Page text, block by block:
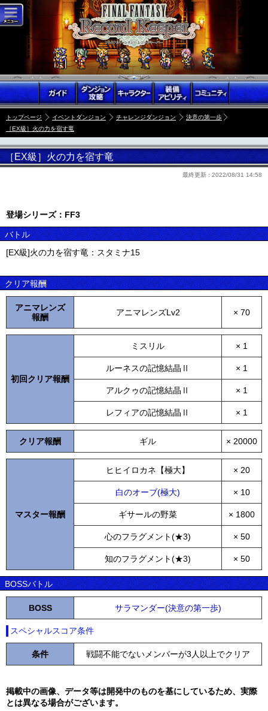
トップページ イベントダンジョン チャレンジダンジョン
決意の第一歩
［EX級］火の力を宿す竜
［EX級］火の力を宿す竜
最終更新 : 2022/08/31 14:58
登場シリーズ：FF3
バトル
[EX級]火の力を宿す竜：スタミナ15
クリア報酬
アニマレンズ
報酬
アニマレンズLv2 × 70
初回クリア報酬
ミスリル × 1
ルーネスの記憶結晶Ⅱ × 1
アルクゥの記憶結晶Ⅱ × 1
レフィアの記憶結晶Ⅱ × 1
クリア報酬 ギル × 20000
マスター報酬
ヒヒイロカネ【極大】 × 20
白のオーブ(極大) × 10
ギサールの野菜 × 1800
心のフラグメント(★3) × 50
知のフラグメント(★3) × 50
BOSSバトル
BOSS サラマンダー(決意の第一歩)
スペシャルスコア条件
条件 戦闘不能でないメンバーが3人以上でクリア
掲載中の画像、データ等は開発中のものを基にしているため、実際
とは異なる場合がございます。